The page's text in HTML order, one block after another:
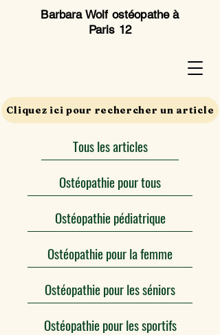
Barbara Wolf ostéopathe à
Paris 12
Cliquez ici pour rechercher un article
Tous les articles
Ostéopathie pour tous
Ostéopathie pédiatrique
Ostéopathie pour la femme
Ostéopathie pour les séniors
Ostéopathie pour les sportifs